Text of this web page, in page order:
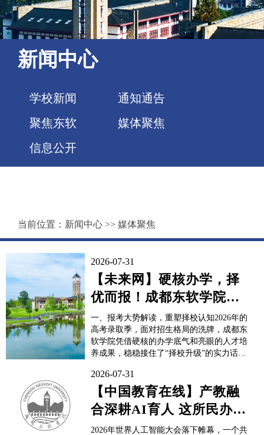
新闻中心
学校新闻
通知通告
聚焦东软
媒体聚焦
信息公开
当前位置： 新闻中心 >> 媒体聚焦
2026-07-31
【未来网】硬核办学，择
优而报！成都东软学院
2026本科招生全景解读
一、报考大势解读，重塑择校认知2026年的
高考录取季，面对招生格局的洗牌，成都东
软学院凭借硬核的办学底气和亮眼的人才培
养成果，稳稳接住了“择校升级”的实力话语
直辖市）本科招生录取已近收官，投档热度
持续攀升，首轮满档，分数线逆势上扬。考
生正用分数投票，宣告“择优而报”的择校新
风向，也重塑了考生和家长的择校...
2026-07-31
【中国教育在线】产教融
合深耕AI育人 这所民办高
校交出高质量就业答卷
2026年世界人工智能大会落下帷幕，一个共